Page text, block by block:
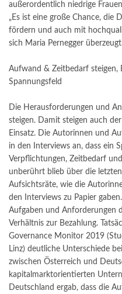
außerordentlich niedrige
„Es ist eine große Chance, die
fördern und auch mit
sich Maria Pernegger
Aufwand & Zeitbedarf steigen,
Spannungsfeld
Die Herausforderungen und
steigen. Damit steigen auch
Einsatz. Die Autorinnen und
in den Interviews an, dass ein
Verpflichtungen, Zeitbedarf
unberührt blieb über die
Aufsichtsräte, wie die
den Interviews zu Papier
Aufgaben und Anforderungen
Verhältnis zur Bezahlung.
Governance Monitor 2019
Linz) deutliche Unterschiede
zwischen Österreich und
kapitalmarktorientierten
Deutschland ergab, dass die